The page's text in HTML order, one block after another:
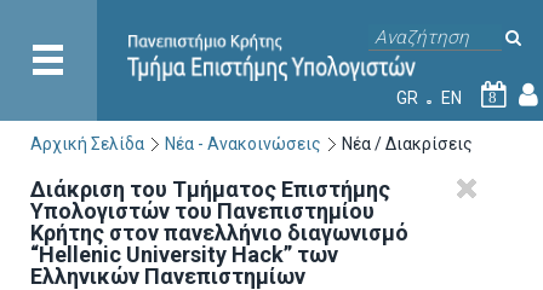
GR EN 8
Αρχική Σελίδα Νέα - Ανακοινώσεις Νέα / Διακρίσεις
Διάκριση του Τμήματος Επιστήμης
Υπολογιστών του Πανεπιστημίου
Κρήτης στον πανελλήνιο διαγωνισμό
“Hellenic University Hack” των
Ελληνικών Πανεπιστημίων